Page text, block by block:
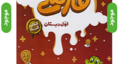
موجود موجود